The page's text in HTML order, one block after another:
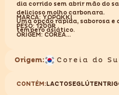
dia corrido sem abrir mão do
delicioso molho carbonara.
Uma opção rápida, saborosa
tempero asiático.
MARCA: YOPOKKI
PESO: 120GR
ORIGEM: COREA
Origem: Coreia do
CONTÉM: LACTOSEGLÚTEN